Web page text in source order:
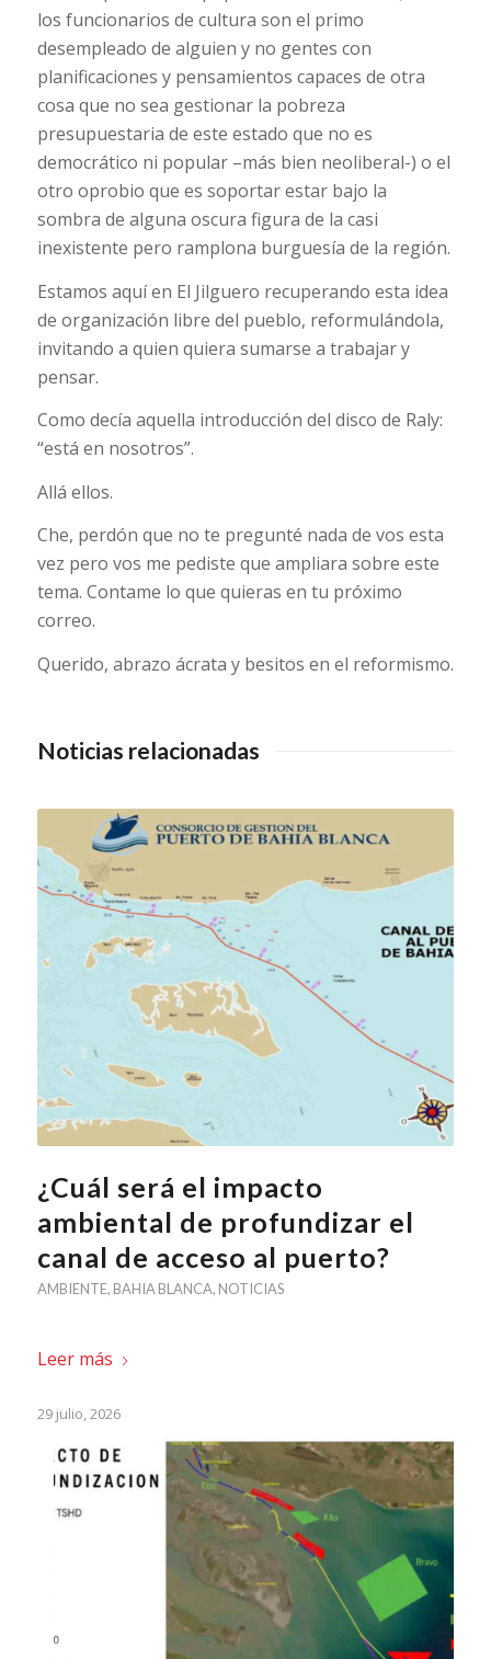
los funcionarios de cultura son el primo
desempleado de alguien y no gentes con
planificaciones y pensamientos capaces de otra
cosa que no sea gestionar la pobreza
presupuestaria de este estado que no es
democrático ni popular –más bien neoliberal-) o el
otro oprobio que es soportar estar bajo la
sombra de alguna oscura figura de la casi
inexistente pero ramplona burguesía de la región.
Estamos aquí en El Jilguero recuperando esta idea
de organización libre del pueblo, reformulándola,
invitando a quien quiera sumarse a trabajar y
pensar.
Como decía aquella introducción del disco de Raly:
“está en nosotros”.
Allá ellos.
Che, perdón que no te pregunté nada de vos esta
vez pero vos me pediste que ampliara sobre este
tema. Contame lo que quieras en tu próximo
correo.
Querido, abrazo ácrata y besitos en el reformismo.
Noticias relacionadas
¿Cuál será el impacto
ambiental de profundizar el
canal de acceso al puerto?
AMBIENTE, BAHIA BLANCA, NOTICIAS
Leer más
29 julio, 2026